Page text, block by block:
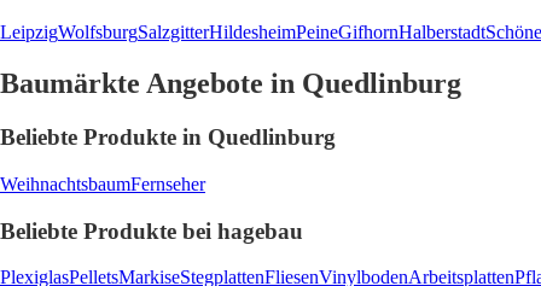
LeipzigWolfsburgSalzgitterHildesheimPeineGifhornHalberstadt
Baumärkte Angebote in Quedlinburg
Beliebte Produkte in Quedlinburg
WeihnachtsbaumFernseher
Beliebte Produkte bei hagebau
PlexiglasPelletsMarkiseStegplattenFliesenVinylbodenArbeitsplatten